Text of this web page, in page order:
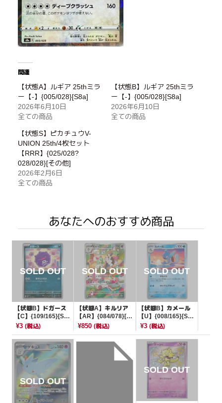
関連
【状態A】ルギア 25thミラ
ー【-】{005/028}[S8a]
2026年6月10日
全ての商品
【状態B】ルギア 25thミラ
ー【-】{005/028}[S8a]
2026年6月10日
全ての商品
【状態S】ピカチュウV-
UNION 25th/4枚セット
【RRR】{025/028?
028/028}[その他]
2026年2月6日
全ての商品
あなたへのおすすめ商品
【状態B】ドガース
【C】{109/165}[SV
2a]
¥3 (税込)
【状態A】キルリア
【AR】{084/078}[S
V1S]
¥850(税込)
【状態B】カメール
【U】{008/165}[SV
2a]
¥3 (税込)